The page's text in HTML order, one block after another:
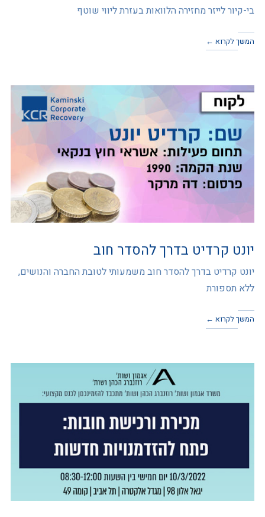
בי-קיור לייזר מחזירה הלוואות בעזרת ליווי שוטף
המשך לקרוא ←
יונט קרדיט בדרך להסדר חוב
יונט קרדיט בדרך להסדר חוב משמעותי לטובת החברה והנושים,
ללא תספורת
המשך לקרוא ←